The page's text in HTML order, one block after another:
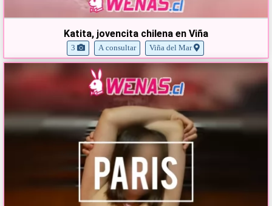
Katita, jovencita chilena en Viña
3 A consultar Viña del Mar